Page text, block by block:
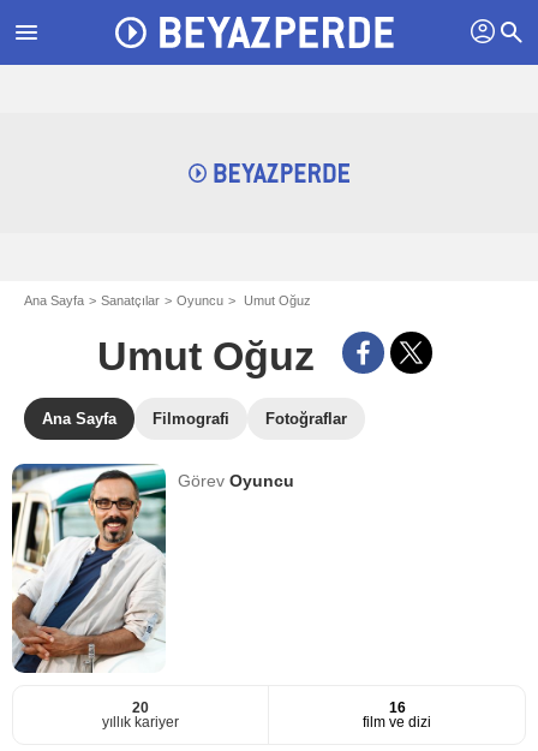
menu profil search
Ana Sayfa Sanatçılar Oyuncu Umut Oğuz
Umut Oğuz
Ana Sayfa Filmografi Fotoğraflar
GörevOyuncu
20
yıllık kariyer
16
film ve dizi